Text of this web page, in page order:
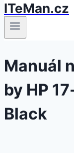
ITeMan.cz
Manuál
by HP
Black